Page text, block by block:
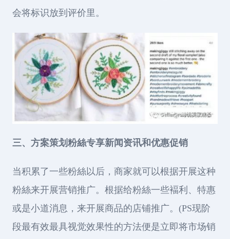
会将标识放到评价里。
三、方案策划粉絲专享新闻资讯和优惠促销
当积累了一些粉絲以后，商家就可以根据开展这种
粉絲来开展营销推广。根据给粉絲一些褔利、特惠
或是小道消息，来开展商品的店铺推广。(PS现阶
段最有效最具视觉效果性的方法便是立即将市场销